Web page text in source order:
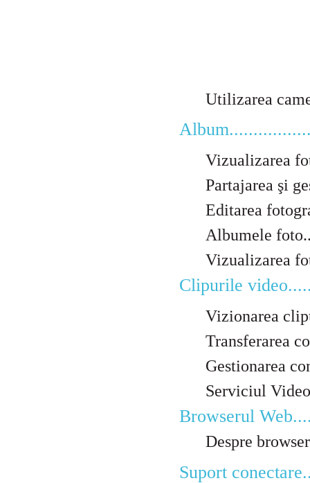
Utilizarea
Vizualizarea
Partajarea şi
Editarea
Albumele
Vizualizarea
Clipurile
Vizionarea
Transferarea
Gestionarea
Serviciul
Browserul
Despre
Suport